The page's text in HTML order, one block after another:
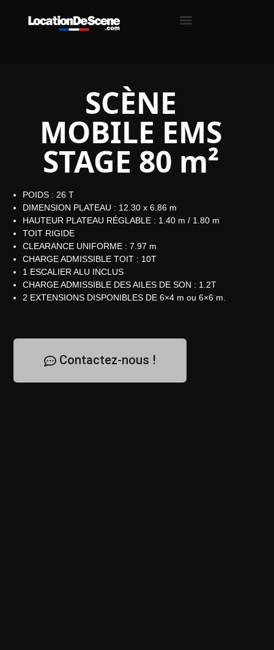
SCÈNE
MOBILE EMS
STAGE 80 m²
POIDS : 26 T
DIMENSION PLATEAU : 12.30 x 6.86 m
HAUTEUR PLATEAU RÉGLABLE : 1.40 m / 1.80 m
TOIT RIGIDE
CLEARANCE UNIFORME : 7.97 m
CHARGE ADMISSIBLE TOIT : 10T
1 ESCALIER ALU INCLUS
CHARGE ADMISSIBLE DES AILES DE SON : 1.2T
2 EXTENSIONS DISPONIBLES DE 6×4 m ou 6×6 m.
Contactez-nous !